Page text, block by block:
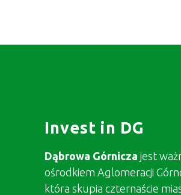
Invest in DG
Dąbrowa Górnicza jest
ośrodkiem Aglomeracji
która skupia czternaście